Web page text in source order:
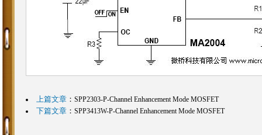
上篇文章： SPP2303-P-Channel Enhancement Mode MOSFET
下篇文章： SPP3413W-P-Channel Enhancement Mode MOSFET